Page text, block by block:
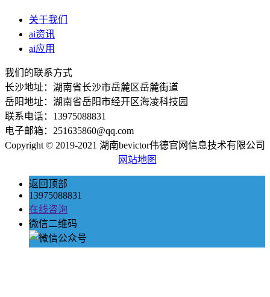
关于我们
ai资讯
ai应用
我们的联系方式
长沙地址：湖南省长沙市岳麓区岳麓街道
岳阳地址：湖南省岳阳市经开区海凌科技园
联系电话：13975088831
电子邮箱：251635860@qq.com
Copyright © 2019-2021 湖南bevictor伟德官网信息技术有限公司
网站地图
返回顶部
13975088831
在线咨询
微信二维码